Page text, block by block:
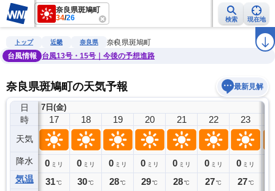
奈良県斑鳩町
34/26 検索 現在地
雨雲レーダー 台風情報 地震情報 ラ
トップ 近畿 奈良県
奈良県斑鳩町
台風情報
台風13号・15号｜今後の予想進路
奈良県斑鳩町の天気予報 最新見解
日
時
天気
降水
気温
7日(金)
16
0ミリ
33℃
17
0 ミリ
31℃
18
0 ミリ
30℃
19
0 ミリ
28℃
20
0 ミリ
29℃
21
0 ミリ
28℃
22
0 ミリ
27℃
23
0 ミリ
27 ℃